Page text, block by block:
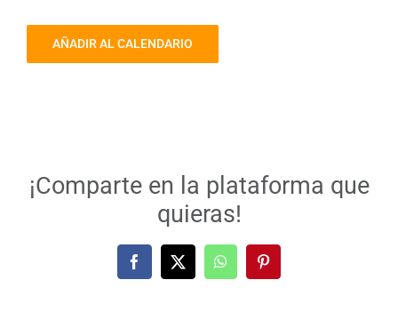
AÑADIR AL CALENDARIO
¡Comparte en la plataforma que
quieras!
Facebook
X WhatsAppPinterest